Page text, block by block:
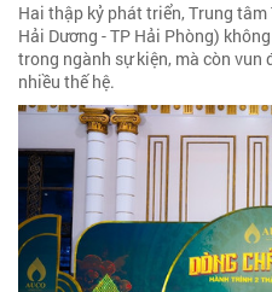
Hai thập kỷ phát triển, Trung tâm
Hải Dương - TP Hải Phòng)
trong ngành sự kiện, mà còn vun
nhiều thế hệ.